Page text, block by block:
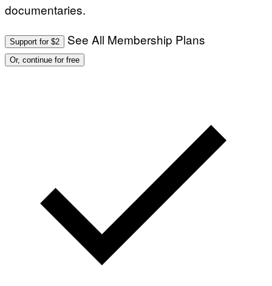
documentaries.
Support for $2 See All Membership Plans
Or, continue for free